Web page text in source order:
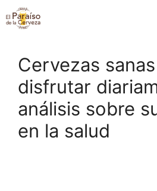
Saltar
al
Cervezas
disfrutar
análisis sobre
en la salud